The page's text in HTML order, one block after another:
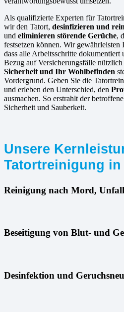
Als qualifizierte Experten für
wir den Tatort, desinfizieren und
und eliminieren störende Gerüche,
festsetzen können. Wir gewährleisten
dass alle Arbeitsschritte
Bezug auf Versicherungsfälle
Sicherheit und Ihr Wohlbefinden
Vordergrund. Geben Sie die
und erleben den Unterschied, den
ausmachen. So erstrahlt der
Sicherheit und Sauberkeit.
Unsere
Tatortreinigung in
Reinigung nach Mord,
Beseitigung von Blut- und
Desinfektion und